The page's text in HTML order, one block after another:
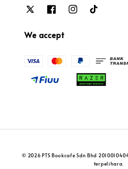
We accept
© 2026 PTS Bookcafe Sdn Bhd
terpelihara.